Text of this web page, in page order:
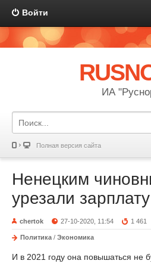
Войти
ИА
Полная версия сайта
Ненецким
урезали зарплату
chertok 27-10-2020, 11:54 1 461
Политика / Экономика
И в 2021 году она повышаться не